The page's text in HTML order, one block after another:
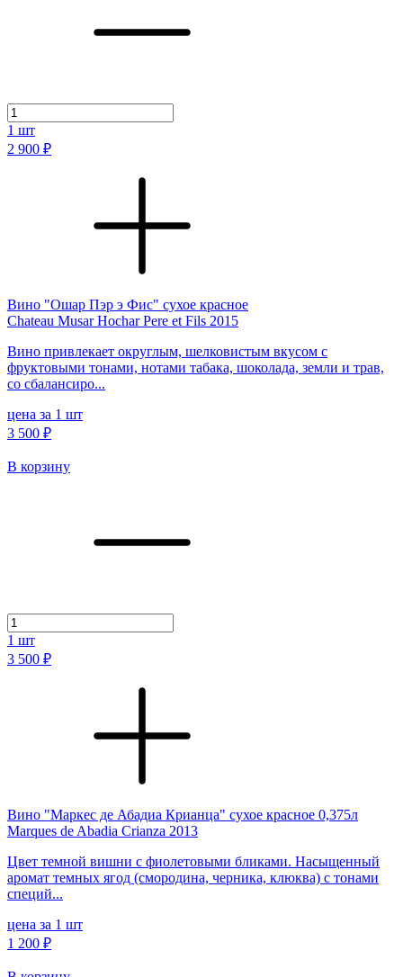
1 шт
2 900 ₽
Вино "Ошар Пэр э Фис" сухое красное
Chateau Musar Hochar Pere et Fils 2015
Вино привлекает округлым, шелковистым вкусом с
фруктовыми тонами, нотами табака, шоколада, земли и трав,
со сбалансиро...
цена за 1 шт
3 500 ₽
В корзину
1 шт
3 500 ₽
Вино "Маркес де Абадиа Крианца" сухое красное 0,375л
Marques de Abadia Crianza 2013
Цвет темной вишни с фиолетовыми бликами. Насыщенный
аромат темных ягод (смородина, черника, клюква) с тонами
специй...
цена за 1 шт
1 200 ₽